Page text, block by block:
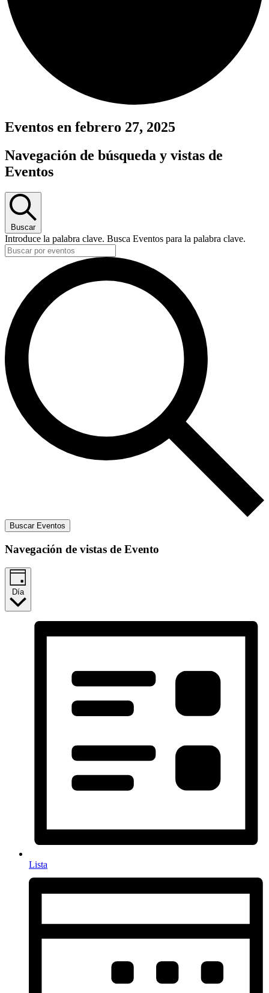
Eventos en febrero 27, 2025
Navegación de búsqueda y vistas de
Eventos
Buscar
Introduce la palabra clave. Busca Eventos para la palabra clave.
Buscar Eventos
Navegación de vistas de Evento
Día
Lista